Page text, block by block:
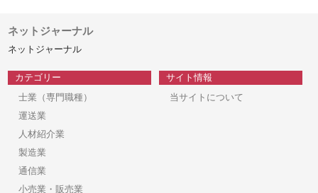
ネットジャーナル
ネットジャーナル
カテゴリー
士業（専門職種）
運送業
人材紹介業
製造業
通信業
小売業・販売業
サイト情報
当サイトについて